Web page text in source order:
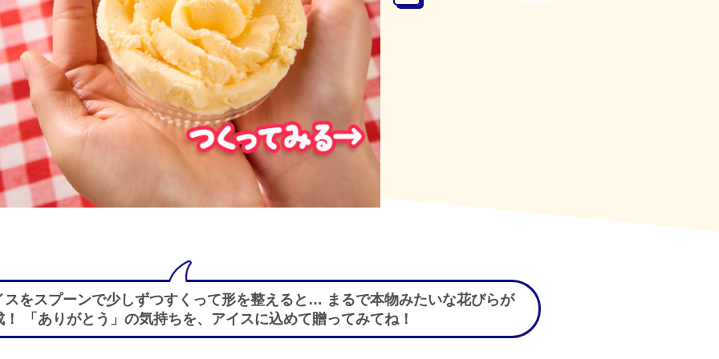
スをスプーンで少しずつすくって形を整えると… まるで本物みたいな花びらが
！ 「ありがとう」の気持ちを、アイスに込めて贈ってみてね！